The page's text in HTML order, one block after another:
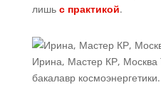
лишь с практикой.
Ирина, Мастер КР, Москва
бакалавр